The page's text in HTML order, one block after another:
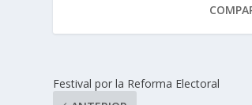
Festival por la Reforma Electoral